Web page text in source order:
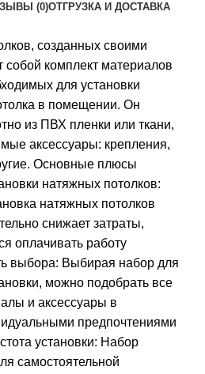
(0)ОТГРУЗКА И ДОСТАВКА
созданных своими
собой комплект материалов
для установки
в помещении. Он
из ПВХ пленки или ткани,
аксессуары: крепления,
Основные плюсы
натяжных потолков:
натяжных потолков
снижает затраты,
оплачивать работу
выбора: Выбирая набор для
можно подобрать все
и аксессуары в
предпочтениями
установки: Набор
самостоятельной